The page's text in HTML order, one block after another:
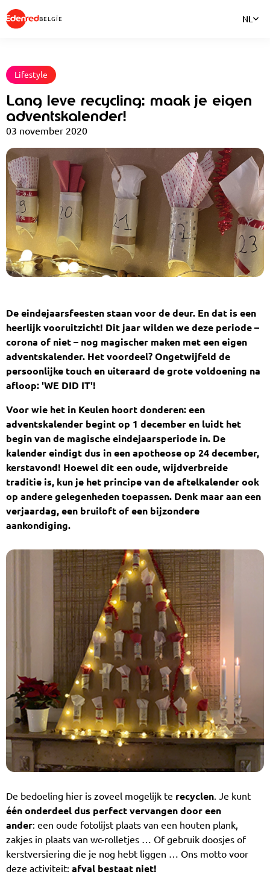
BELGÏE NL
Lifestyle
Lang leve recycling: maak je eigen
adventskalender!
03 november 2020
De eindejaarsfeesten staan voor de deur. En dat is een
heerlijk vooruitzicht! Dit jaar wilden we deze periode –
corona of niet – nog magischer maken met een eigen
adventskalender. Het voordeel? Ongetwijfeld de
persoonlijke touch en uiteraard de grote voldoening na
afloop: 'WE DID IT'!
Voor wie het in Keulen hoort donderen: een
adventskalender begint op 1 december en luidt het
begin van de magische eindejaarsperiode in. De
kalender eindigt dus in een apotheose op 24 december,
kerstavond! Hoewel dit een oude, wijdverbreide
traditie is, kun je het principe van de aftelkalender ook
op andere gelegenheden toepassen. Denk maar aan een
verjaardag, een bruiloft of een bijzondere
aankondiging.
De bedoeling hier is zoveel mogelijk te recyclen. Je kunt
één onderdeel dus perfect vervangen door een
ander: een oude fotolijst plaats van een houten plank,
zakjes in plaats van wc-rolletjes … Of gebruik doosjes of
kerstversiering die je nog hebt liggen … Ons motto voor
deze activiteit: afval bestaat niet!